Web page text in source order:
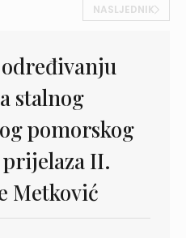
NASLJEDNIK
stalnog
pomorskog
II.
Metković